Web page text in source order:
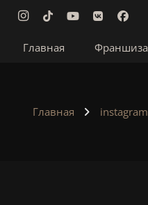
Главная Франшиза
Главная instagram